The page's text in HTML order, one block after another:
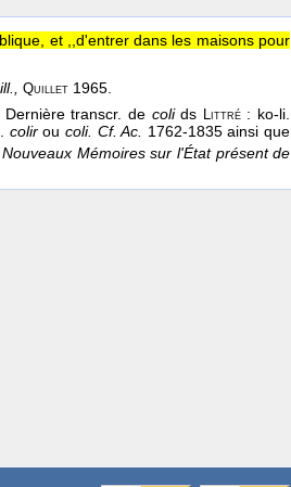
et ,,d'entrer dans les maisons pour
Quillet 1965.
transcr. de colids Littré: ko-li.
coliroucoli. Cf. Ac.
1762-1835 ainsi que
Nouveaux Mémoires sur l'État présent de